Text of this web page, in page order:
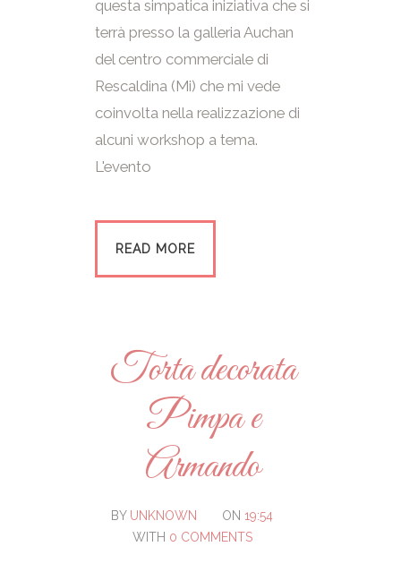
questa simpatica iniziativa che si
terrà presso la galleria Auchan
del centro commerciale di
Rescaldina (Mi) che mi vede
coinvolta nella realizzazione di
alcuni workshop a tema.
L'evento
READ MORE
Torta decorata
Pimpa e
Armando
BY UNKNOWN ON 19:54
WITH 0 COMMENTS